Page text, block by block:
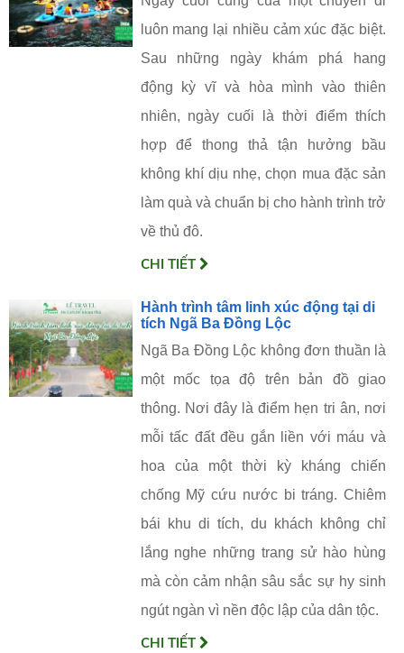
luôn mang lại nhiều cảm xúc đặc biệt.
Sau những ngày khám phá hang
động kỳ vĩ và hòa mình vào thiên
nhiên, ngày cuối là thời điểm thích
hợp để thong thả tận hưởng bầu
không khí dịu nhẹ, chọn mua đặc sản
làm quà và chuẩn bị cho hành trình trở
về thủ đô.
CHI TIẾT
Hành trình tâm linh xúc động tại di
tích Ngã Ba Đồng Lộc
Ngã Ba Đồng Lộc không đơn thuần là
một mốc tọa độ trên bản đồ giao
thông. Nơi đây là điểm hẹn tri ân, nơi
mỗi tấc đất đều gắn liền với máu và
hoa của một thời kỳ kháng chiến
chống Mỹ cứu nước bi tráng. Chiêm
bái khu di tích, du khách không chỉ
lắng nghe những trang sử hào hùng
mà còn cảm nhận sâu sắc sự hy sinh
ngút ngàn vì nền độc lập của dân tộc.
CHI TIẾT